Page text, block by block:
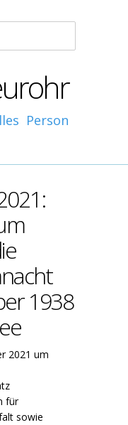
Person
1938
2021 um
für
sowie